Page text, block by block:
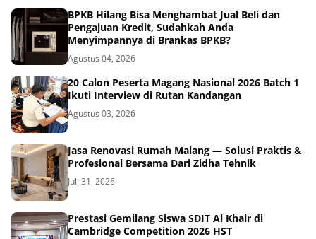
BPKB Hilang Bisa Menghambat Jual Beli dan
Pengajuan Kredit, Sudahkah Anda
Menyimpannya di Brankas BPKB?
Agustus 04, 2026
20 Calon Peserta Magang Nasional 2026 Batch 1
Ikuti Interview di Rutan Kandangan
Agustus 03, 2026
Jasa Renovasi Rumah Malang — Solusi Praktis &
Profesional Bersama Dari Zidha Tehnik
Juli 31, 2026
Prestasi Gemilang Siswa SDIT Al Khair di
Cambridge Competition 2026 HST